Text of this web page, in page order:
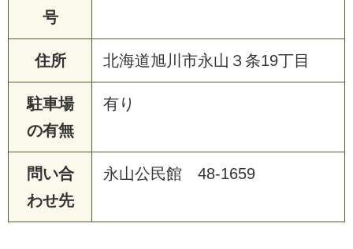
号
住所 北海道旭川市永山３条19丁目
駐車場
の有無
有り
問い合
わせ先
永山公民館 48-1659